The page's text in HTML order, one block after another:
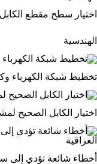
اختيار سطح مقطع
الهندسية
تخطيط شبكة الكهرباء
اختيار الكابل الصحيح
أخطاء شائعة تؤدي إلى